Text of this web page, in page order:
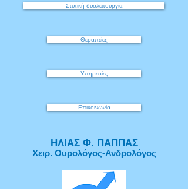
Στυτική δυσλειτουργία
Θεραπείες
Υπηρεσίες
Επικοινωνία
ΗΛΙΑΣ Φ. ΠΑΠΠΑΣ
Χειρ. Ουρολόγος-Ανδρολόγος